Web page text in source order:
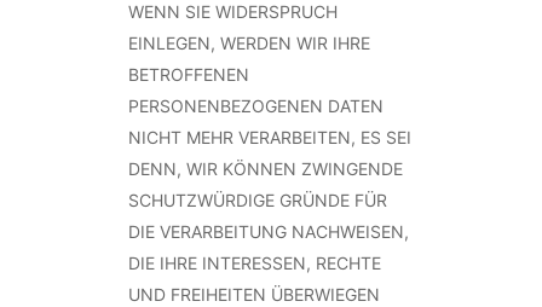
WENN SIE WIDERSPRUCH
EINLEGEN, WERDEN WIR IHRE
BETROFFENEN
PERSONENBEZOGENEN DATEN
NICHT MEHR VERARBEITEN, ES SEI
DENN, WIR KÖNNEN ZWINGENDE
SCHUTZWÜRDIGE GRÜNDE FÜR
DIE VERARBEITUNG NACHWEISEN,
DIE IHRE INTERESSEN, RECHTE
UND FREIHEITEN ÜBERWIEGEN